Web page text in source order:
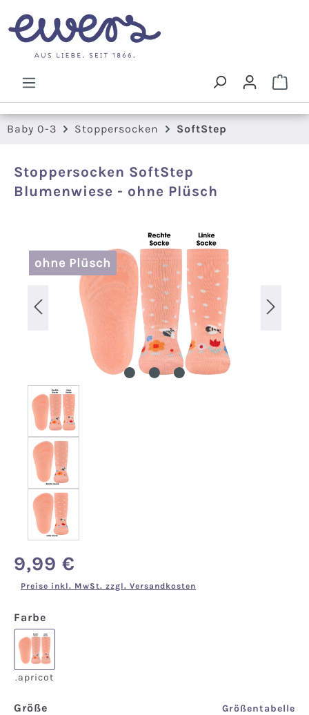
Zum Hauptinhalt springen
Baby 0-3 Stoppersocken SoftStep
Stoppersocken SoftStep
Blumenwiese - ohne Plüsch
Bildergalerie überspringen
ohne Plüsch
Regulärer Preis:
9,99 €
Preise inkl. MwSt. zzgl. Versandkosten
Farbe
.apricot
.apricot
Größe Größentabelle